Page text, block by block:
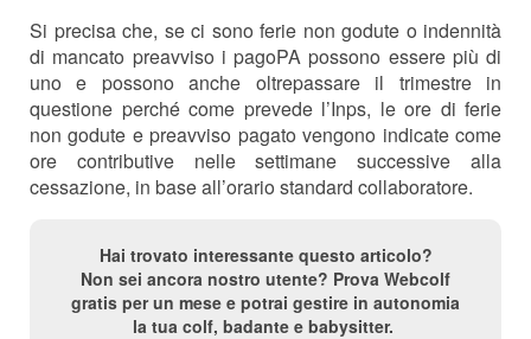
Si precisa che, se ci sono ferie non godute o indennità
di mancato preavviso i pagoPA possono essere più di
uno e possono anche oltrepassare il trimestre in
questione perché come prevede l’Inps, le ore di ferie
non godute e preavviso pagato vengono indicate come
ore contributive nelle settimane successive alla
cessazione, in base all’orario standard collaboratore.
Hai trovato interessante questo articolo?
Non sei ancora nostro utente? Prova Webcolf
gratis per un mese e potrai gestire in autonomia
la tua colf, badante e babysitter.